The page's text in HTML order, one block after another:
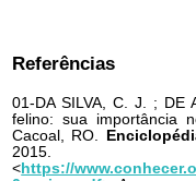
Referências
01-DA SILVA, C. J. ; DE
felino: sua importância
Cacoal, RO.
2015.
<https://